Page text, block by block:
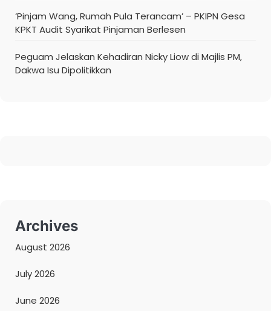
‘Pinjam Wang, Rumah Pula Terancam’ – PKIPN Gesa
KPKT Audit Syarikat Pinjaman Berlesen
Peguam Jelaskan Kehadiran Nicky Liow di Majlis PM,
Dakwa Isu Dipolitikkan
Archives
August 2026
July 2026
June 2026